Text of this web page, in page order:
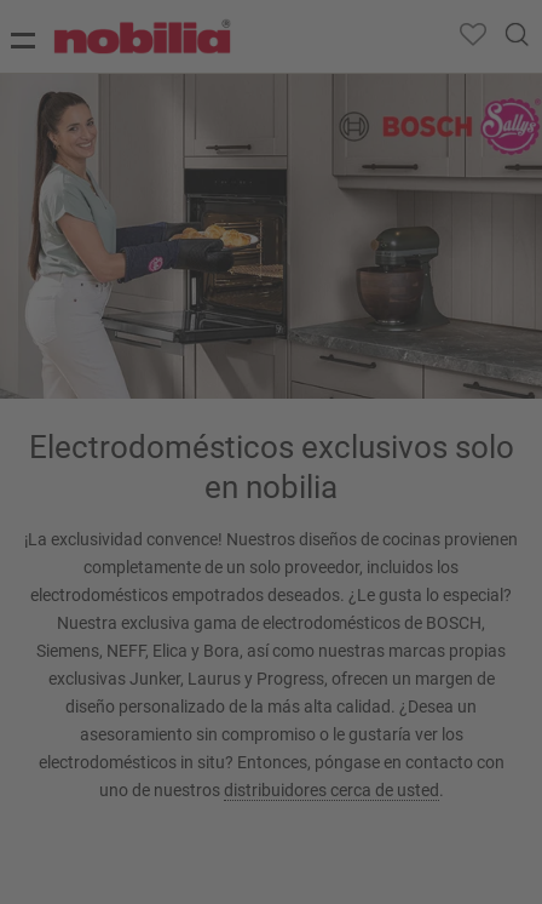
Electrodomésticos exclusivos solo
en nobilia
¡La exclusividad convence! Nuestros diseños de cocinas provienen
completamente de un solo proveedor, incluidos los
electrodomésticos empotrados deseados. ¿Le gusta lo especial?
Nuestra exclusiva gama de electrodomésticos de BOSCH,
Siemens, NEFF, Elica y Bora, así como nuestras marcas propias
exclusivas Junker, Laurus y Progress, ofrecen un margen de
diseño personalizado de la más alta calidad. ¿Desea un
asesoramiento sin compromiso o le gustaría ver los
electrodomésticos in situ? Entonces, póngase en contacto con
uno de nuestros distribuidores cerca de usted